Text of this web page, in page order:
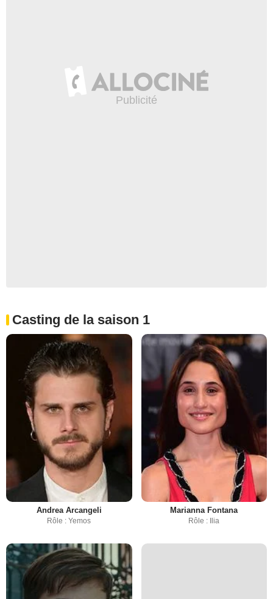
Casting de la saison 1
Andrea Arcangeli
Rôle : Yemos
Marianna Fontana
Rôle : Ilia